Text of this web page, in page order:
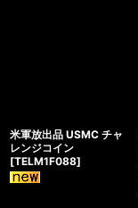
米軍放出品 USMC チャ
レンジコイン
[TELM1F088]